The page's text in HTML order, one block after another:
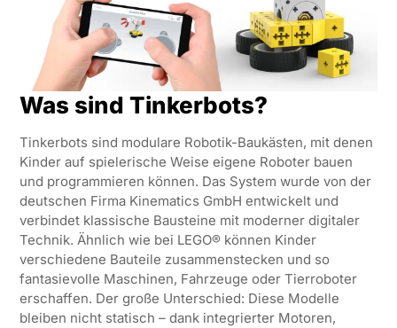
Was sind Tinkerbots?
Tinkerbots sind modulare Robotik-Baukästen, mit denen
Kinder auf spielerische Weise eigene Roboter bauen
und programmieren können. Das System wurde von der
deutschen Firma Kinematics GmbH entwickelt und
verbindet klassische Bausteine mit moderner digitaler
Technik. Ähnlich wie bei LEGO® können Kinder
verschiedene Bauteile zusammenstecken und so
fantasievolle Maschinen, Fahrzeuge oder Tierroboter
erschaffen. Der große Unterschied: Diese Modelle
bleiben nicht statisch – dank integrierter Motoren,